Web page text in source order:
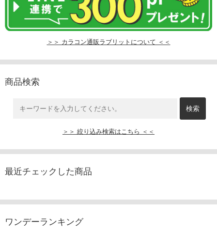
＞＞ カラコン通販ラブリットについて ＜＜
商品検索
＞＞ 絞り込み検索はこちら ＜＜
最近チェックした商品
ワンデーランキング